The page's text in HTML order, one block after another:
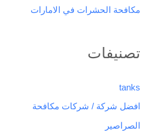
مكافحة الحشرات في الامارات
تصنيفات
tanks
افضل شركة / شركات مكافحة
الصراصير